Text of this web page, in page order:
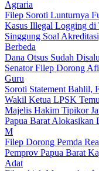
Agraria
Filep Soroti Lunturnya
Kasus Illegal Logging
Singgung Soal
Berbeda
Dana Otsus Sudah
Senator Filep Dorong
Guru
Soroti Statement Bahlil,
Wakil Ketua LPSK
Majelis Hakim Tipikor
Papua Barat Alokasikan
M
Filep Dorong Pemda
Pemprov Papua Barat
Adat